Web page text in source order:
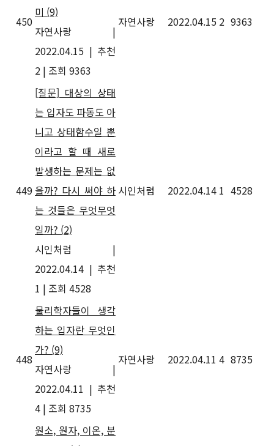
450
미 (9)
자연사랑
|
2022.04.15 | 추천
2 | 조회 9363
자연사랑 2022.04.15 2 9363
449
[질문] 대상의 상태
는 입자도 파동도 아
니고 상태함수일 뿐
이라고 할 때 새로
발생하는 문제는 없
을까? 다시 써야 하
는 것들은 무엇무엇
일까? (2)
시인처럼
|
2022.04.14 | 추천
1 | 조회 4528
시인처럼 2022.04.14 1 4528
448
물리학자들이 생각
하는 입자란 무엇인
가? (9)
자연사랑
|
2022.04.11 | 추천
4 | 조회 8735
자연사랑 2022.04.11 4 8735
원소, 원자, 이온, 분